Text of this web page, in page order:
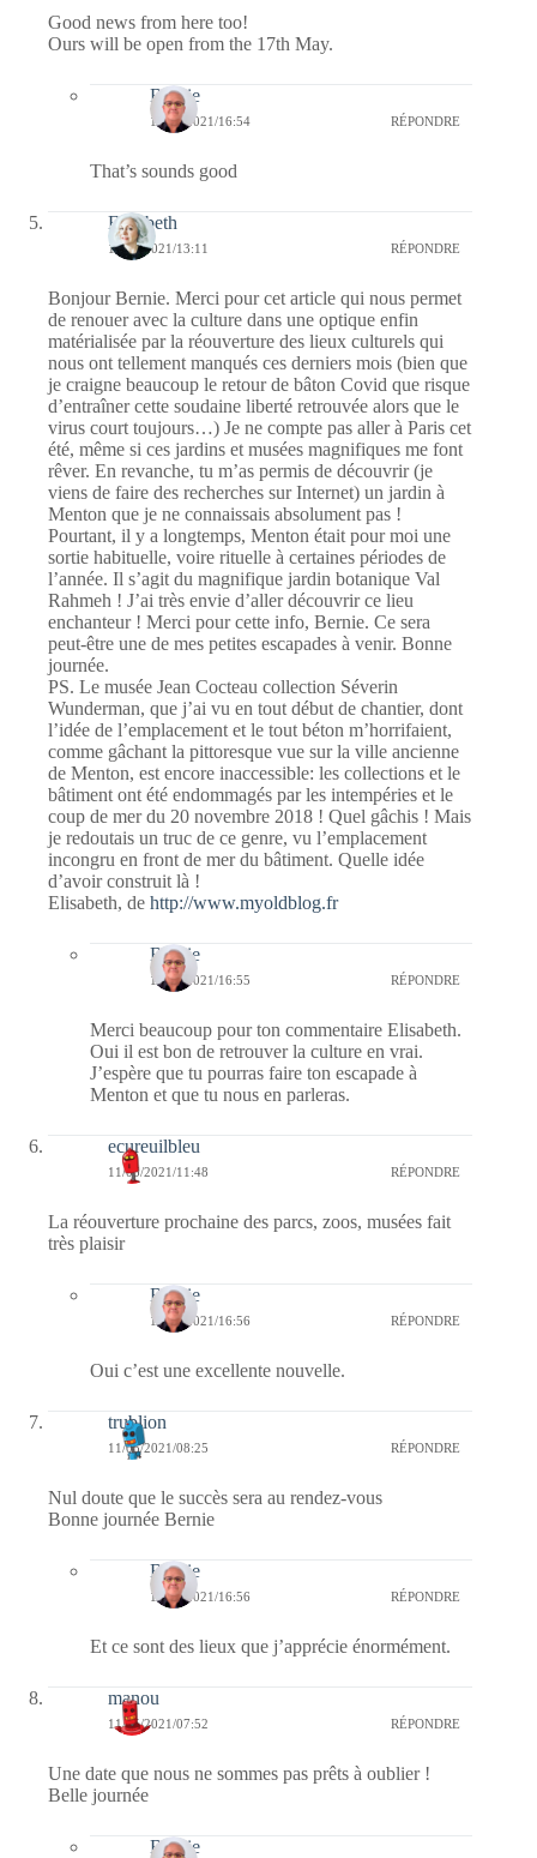
Good news from here too!
Ours will be open from the 17th May.
Bernie
11/05/2021/16:54 RÉPONDRE
That’s sounds good
Elisabeth
11/05/2021/13:11 RÉPONDRE
Bonjour Bernie. Merci pour cet article qui nous permet
de renouer avec la culture dans une optique enfin
matérialisée par la réouverture des lieux culturels qui
nous ont tellement manqués ces derniers mois (bien que
je craigne beaucoup le retour de bâton Covid que risque
d’entraîner cette soudaine liberté retrouvée alors que le
virus court toujours…) Je ne compte pas aller à Paris cet
été, même si ces jardins et musées magnifiques me font
rêver. En revanche, tu m’as permis de découvrir (je
viens de faire des recherches sur Internet) un jardin à
Menton que je ne connaissais absolument pas !
Pourtant, il y a longtemps, Menton était pour moi une
sortie habituelle, voire rituelle à certaines périodes de
l’année. Il s’agit du magnifique jardin botanique Val
Rahmeh ! J’ai très envie d’aller découvrir ce lieu
enchanteur ! Merci pour cette info, Bernie. Ce sera
peut-être une de mes petites escapades à venir. Bonne
journée.
PS. Le musée Jean Cocteau collection Séverin
Wunderman, que j’ai vu en tout début de chantier, dont
l’idée de l’emplacement et le tout béton m’horrifaient,
comme gâchant la pittoresque vue sur la ville ancienne
de Menton, est encore inaccessible: les collections et le
bâtiment ont été endommagés par les intempéries et le
coup de mer du 20 novembre 2018 ! Quel gâchis ! Mais
je redoutais un truc de ce genre, vu l’emplacement
incongru en front de mer du bâtiment. Quelle idée
d’avoir construit là !
Elisabeth, de http://www.myoldblog.fr
Bernie
11/05/2021/16:55 RÉPONDRE
Merci beaucoup pour ton commentaire Elisabeth.
Oui il est bon de retrouver la culture en vrai.
J’espère que tu pourras faire ton escapade à
Menton et que tu nous en parleras.
ecureuilbleu
11/05/2021/11:48 RÉPONDRE
La réouverture prochaine des parcs, zoos, musées fait
très plaisir
Bernie
11/05/2021/16:56 RÉPONDRE
Oui c’est une excellente nouvelle.
trublion
11/05/2021/08:25 RÉPONDRE
Nul doute que le succès sera au rendez-vous
Bonne journée Bernie
Bernie
11/05/2021/16:56 RÉPONDRE
Et ce sont des lieux que j’apprécie énormément.
manou
11/05/2021/07:52 RÉPONDRE
Une date que nous ne sommes pas prêts à oublier !
Belle journée
Bernie